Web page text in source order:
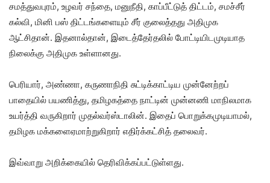
சமத்துவபுரம், உழவர் சந்தை, மனுநீதி, காப்பீட்டுத் திட்டம், சமச்சீர்
கல்வி, மினி பஸ் திட்டங்களையும் சீர் குலைத்தது அதிமுக
ஆட்சிதான். இதனால்தான், இடைத்தேர்தலில் போட்டியிடமுடியாத
நிலைக்கு அதிமுக உள்ளானது.
பெரியார், அண்ணா, கருணாநிதி சுட்டிக்காட்டிய முன்னேற்றப்
பாதையில் பயணித்து, தமிழகத்தை நாட்டின் முன்னணி மாநிலமாக
உயர்த்தி வருகிறார் முதல்வர்ஸ்டாலின். இதைப் பொறுக்கமுடியாமல்,
தமிழக மக்களைஏமாற்றுகிறார் எதிர்க்கட்சித் தலைவர்.
இவ்வாறு அறிக்கையில் தெரிவிக்கப்பட்டுள்ளது.